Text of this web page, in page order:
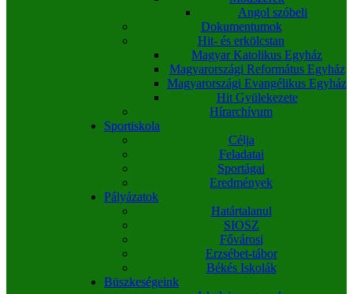
Angol szóbeli
Dokumentumok
Hit- és erkölcstan
Magyar Katolikus Egyház
Magyarországi Református Egyház
Magyarországi Evangélikus Egyház
Hit Gyülekezete
Hírarchívum
Sportiskola
Célja
Feladatai
Sportágai
Eredmények
Pályázatok
Határtalanul
SIOSZ
Fővárosi
Erzsébet-tábor
Békés Iskolák
Büszkeségeink